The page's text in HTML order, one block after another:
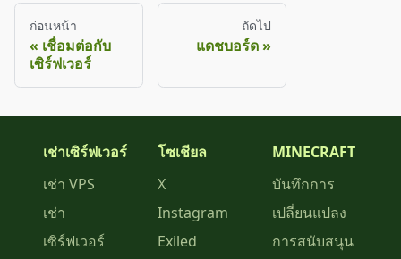
ก่อนหน้า
เชื่อมต่อกับ
เซิร์ฟเวอร์
ถัดไป
แดชบอร์ด
เช่าเซิร์ฟเวอร์
เช่า VPS
เช่า
เซิร์ฟเวอร์
โซเชียล
X
Instagram
Exiled
MINECRAFT
บันทึกการ
เปลี่ยนแปลง
การสนับสนุน